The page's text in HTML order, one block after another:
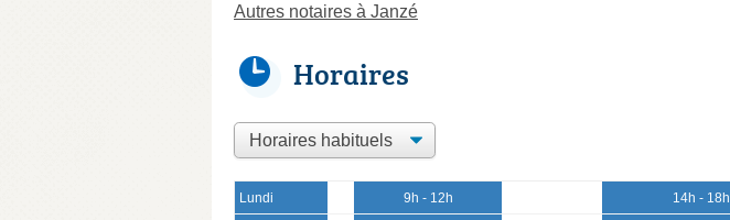
Autres notaires à Janzé
Horaires
Lundi 9h - 12h 14h - 18h